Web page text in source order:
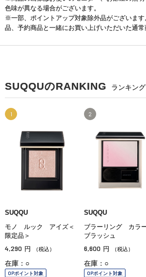
色味が異なる場合がございます。
※一部、ポイントアップ対象除外品がございま
品、予約商品と一緒にお買い上げいただいた通常
SUQQUのRANKING ランキング
1
SUQQU
モノ ルック アイズ＜
限定品＞
4,290 円 （税込）
在庫：○
OPポイント対象
2
SUQQU
ブラーリング カラ
ブラッシュ
6,600 円 （税込）
在庫：○
OPポイント対象